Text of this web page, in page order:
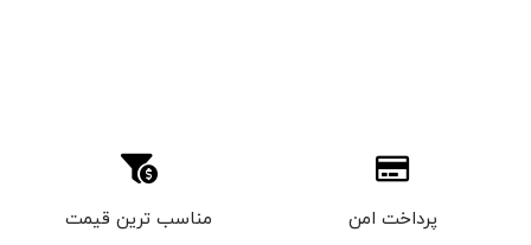
پرداخت امن مناسب ترین قیمت